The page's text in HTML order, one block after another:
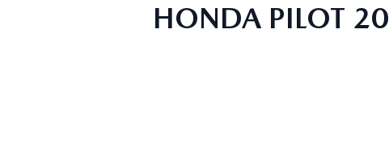
HONDA PILOT